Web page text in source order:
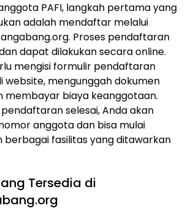
PAFI, langkah pertama yang
adalah mendaftar melalui
Proses pendaftaran
dapat dilakukan secara online.
mengisi formulir pendaftaran
website, mengunggah dokumen
membayar biaya keanggotaan.
selesai, Anda akan
anggota dan bisa mulai
fasilitas yang ditawarkan
Tersedia di